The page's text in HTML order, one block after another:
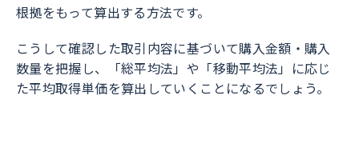
根拠をもって算出する方法です。
こうして確認した取引内容に基づいて購入金額・購入
数量を把握し、「総平均法」や「移動平均法」に応じ
た平均取得単価を算出していくことになるでしょう。